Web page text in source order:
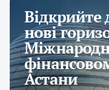
Відкрийте
нові
Астани